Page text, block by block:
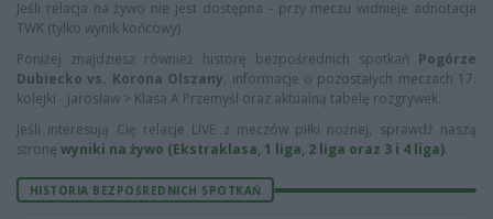
Jeśli relacja na żywo nie jest dostępna - przy meczu widnieje adnotacja
TWK (tylko wynik końcowy)
Poniżej znajdziesz również historę bezpośrednich spotkań Pogórze
Dubiecko vs. Korona Olszany, informacje o pozostałych meczach 17.
kolejki - Jarosław > Klasa A Przemyśl oraz aktualną tabelę rozgrywek.
Jeśli interesują Cię relacje LIVE z meczów piłki nożnej, sprawdź naszą
stronę wyniki na żywo (Ekstraklasa, 1 liga, 2 liga oraz 3 i 4 liga).
HISTORIA BEZPOŚREDNICH SPOTKAŃ